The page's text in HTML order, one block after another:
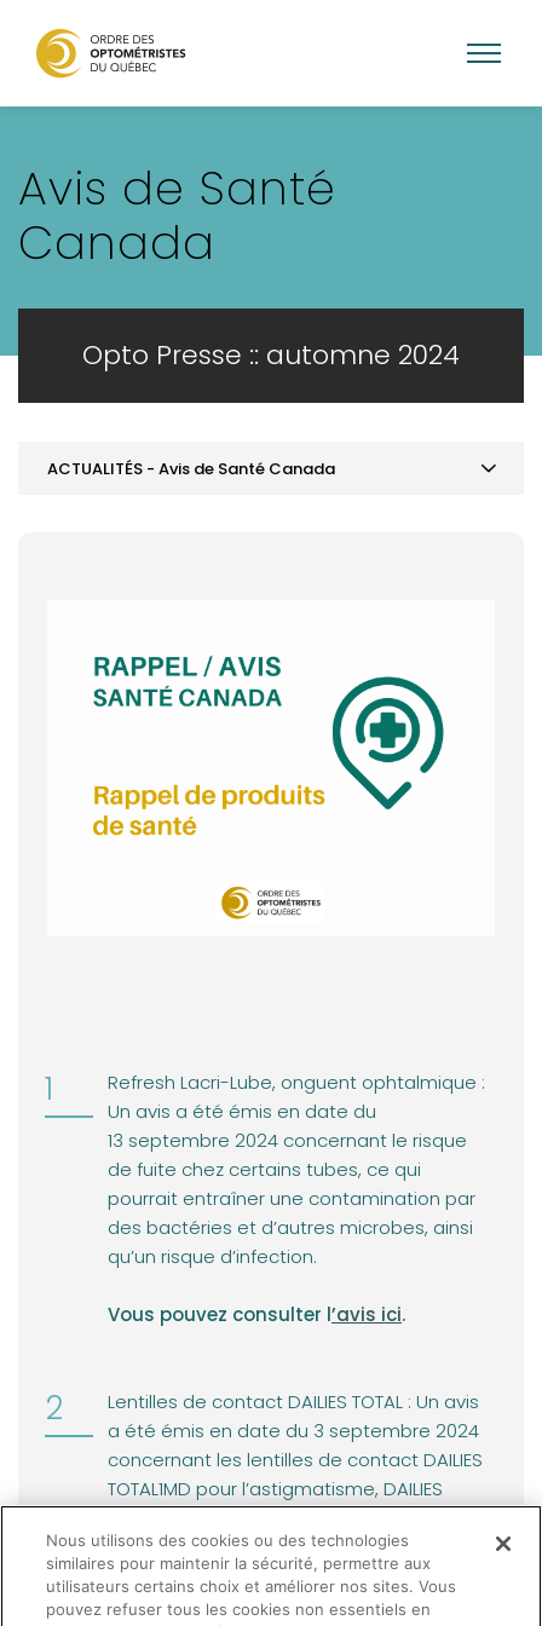
contenu
Avis de Santé
Canada
Opto Presse :: automne 2024
ACTUALITÉS - Avis de Santé Canada
ACTUALITÉS - Avis de radiation
ACTUALITÉS - Décisions disciplinaires récentes
ACTUALITÉS - Avis de Santé Canada
VOTRE PRATIQUE - Téléoptométrie: nouveau règlement
VOTRE PRATIQUE - Nouvelle loi sur les renseignements
Refresh Lacri-Lube, onguent ophtalmique :
Un avis a été émis en date du
13 septembre 2024 concernant le risque
de fuite chez certains tubes, ce qui
pourrait entraîner une contamination par
des bactéries et d’autres microbes, ainsi
qu’un risque d’infection.
Vous pouvez consulter l(opens in a new tab)
’avis ici.
Lentilles de contact DAILIES TOTAL : Un avis
a été émis en date du 3 septembre 2024
concernant les lentilles de contact DAILIES
TOTAL1MD pour l’astigmatisme, DAILIES
sphériques.
Vous pouvez consulter l’(opens in a new tab)
avis ici.
Nous utilisons des cookies ou des technologies
similaires pour maintenir la sécurité, permettre aux
utilisateurs certains choix et améliorer nos sites. Vous
pouvez refuser tous les cookies non essentiels en